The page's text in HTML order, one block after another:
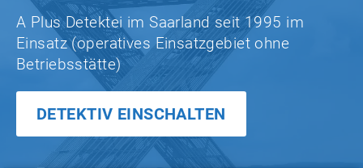
A Plus Detektei im Saarland seit 1995 im
Einsatz (operatives Einsatzgebiet ohne
Betriebsstätte)
DETEKTIV EINSCHALTEN